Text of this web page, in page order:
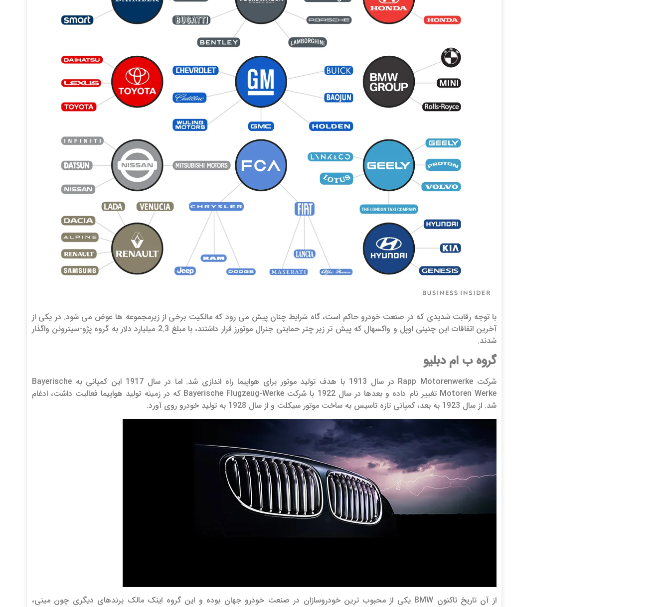
با توجه رقابت شدیدی که در صنعت خودرو حاکم است، گاه شرایط چنان پیش می رود که مالکیت برخی از زیرمجموعه ها عوض می شود. در یکی از
آخرین اتفاقات این چنینی اوپل و واکسهال که پیش تر زیر چتر حمایتی جنرال موتورز قرار داشتند، با مبلغ 2.3 میلیارد دلار به گروه پژو-سیتروئن واگذار
شدند.
گروه ب ام دبلیو
شرکت Rapp Motorenwerke در سال 1913 با هدف تولید موتور برای هواپیما راه اندازی شد. اما در سال 1917 این کمپانی به Bayerische
Motoren Werke تغییر نام داده و بعدها در سال 1922 با شرکت Bayerische Flugzeug-Werke که در زمینه تولید هواپیما فعالیت داشت، ادغام
شد. از سال 1923 به بعد، کمپانی تازه تاسیس به ساخت موتور سیکلت و از سال 1928 به تولید خودرو روی آورد.
از آن تاریخ تاکنون BMW یکی از محبوب ترین خودروسازان در صنعت خودرو جهان بوده و این گروه اینک مالک برندهای دیگری چون مینی،